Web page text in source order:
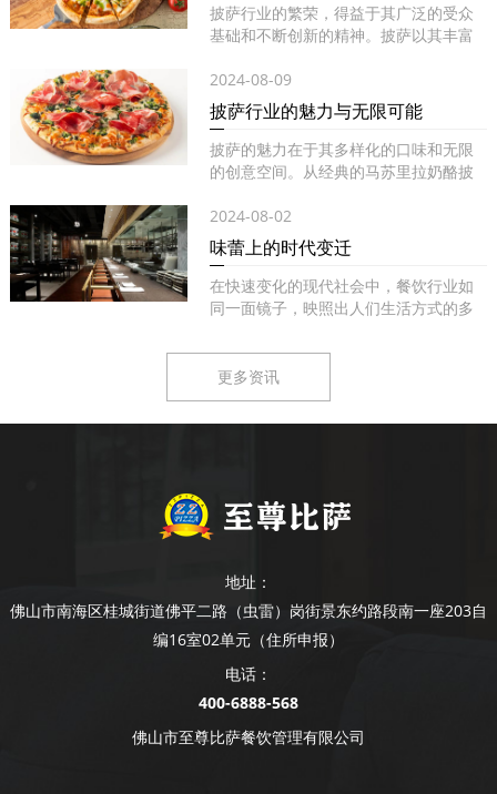
披萨行业的繁荣，得益于其广泛的受众
基础和不断创新的精神。披萨以其丰富
2024-08-09
披萨行业的魅力与无限可能
披萨的魅力在于其多样化的口味和无限
的创意空间。从经典的马苏里拉奶酪披
2024-08-02
味蕾上的时代变迁
在快速变化的现代社会中，餐饮行业如
同一面镜子，映照出人们生活方式的多
更多资讯
地址：
佛山市南海区桂城街道佛平二路（虫雷）岗街景东约路段南一座203自
编16室02单元（住所申报）
电话：
400-6888-568
佛山市至尊比萨餐饮管理有限公司